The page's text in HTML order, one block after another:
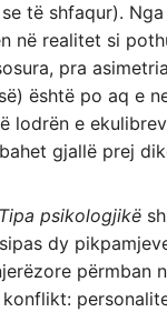
të shfaqur).
në realitet si
pra
është po aq e
lodrën e
gjallë prej
Tipa psikologjikë
dy
përmban